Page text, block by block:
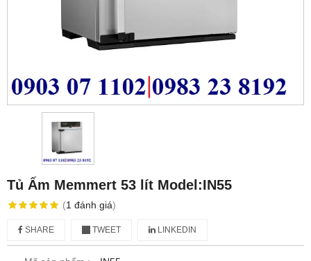
Tủ Ấm Memmert 53 lít Model:IN55
(1 đánh giá)
SHARE TWEET LINKEDIN